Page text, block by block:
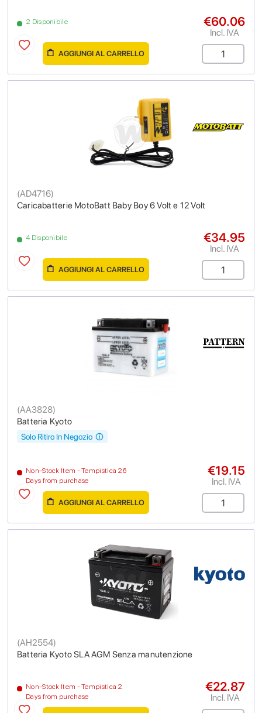
2 Disponibile €60.06
Incl. IVA
AGGIUNGI AL CARRELLO
Caricabatterie MotoBatt Baby Boy 6 Volt e 12 Volt
(AD4716)
4 Disponibile €34.95
Incl. IVA
AGGIUNGI AL CARRELLO
Batteria Kyoto
(AA3828)
Non-Stock Item - Tempistica 26
Days from purchase
Solo Ritiro In Negozio
€19.15
Incl. IVA
AGGIUNGI AL CARRELLO
Batteria Kyoto SLA AGM Senza manutenzione
(AH2554)
Non-Stock Item - Tempistica 2
Days from purchase
€22.87
Incl. IVA